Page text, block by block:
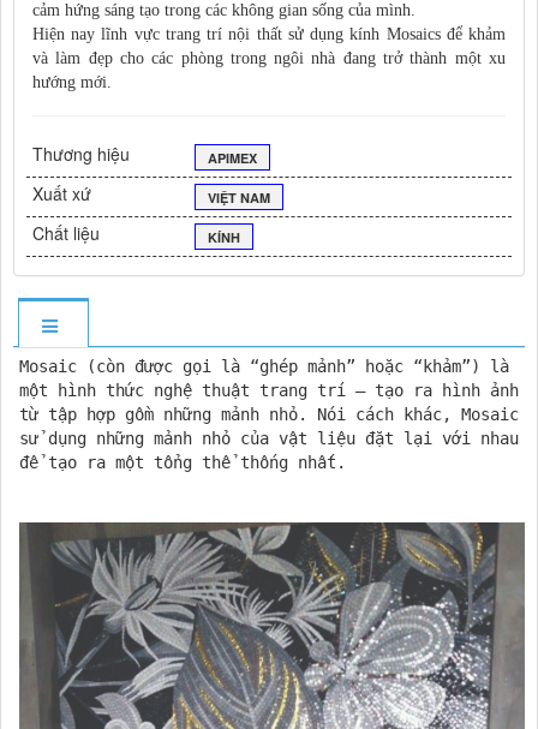
cảm hứng sáng tạo trong các không gian sống của mình.
Hiện nay lĩnh vực trang trí nội thất sử dụng kính Mosaics để khảm
và làm đẹp cho các phòng trong ngôi nhà đang trở thành một xu
hướng mới.
Thương hiệu APIMEX
Xuất xứ VIỆT NAM
Chất liệu KÍNH
Mosaic (còn được gọi là “ghép mảnh” hoặc “khảm”) là
một hình thức nghệ thuật trang trí – tạo ra hình ảnh
từ tập hợp gồm những mảnh nhỏ. Nói cách khác, Mosaic
sử dụng những mảnh nhỏ của vật liệu đặt lại với nhau
để tạo ra một tổng thể thống nhất.